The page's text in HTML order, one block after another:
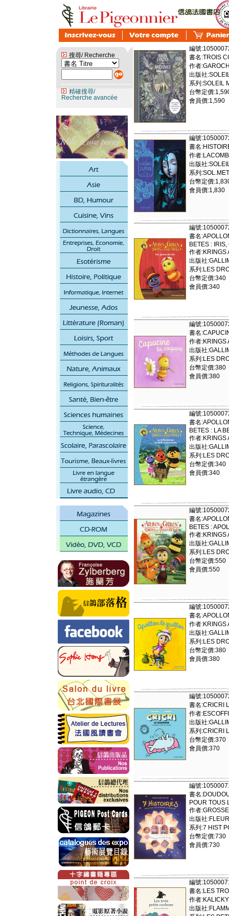
搜尋/ Recherche
精確搜尋/
Recherche avancée
編號
書名:TROIS
作者
出版社
系列:SOLEIL
台幣定價
會員價:1,590
編號
書名
作者
出版社
系列
台幣定價
會員價:1,830
編號
書名
BETES :
作者:KRINGS
出版社
系列:LES
台幣定價:340
會員價:340
編號
書名
作者:KRINGS
出版社
系列:LES
台幣定價:380
會員價:380
編號
書名
BETES : LA
作者:KRINGS
出版社
系列:LES
台幣定價:340
會員價:340
編號
書名
BETES :
作者:KRINGS
出版社
系列:LES
台幣定價:550
會員價:550
編號
書名
作者:KRINGS
出版社
系列:LES
台幣定價:380
會員價:380
編號
書名:CRICRI
作者
出版社
系列:CRICRI
台幣定價:370
會員價:370
編號
書名
POUR TOUS
作者
出版社
系列:7 HIST
台幣定價:730
會員價:730
編號
書名:LES
作者
出版社